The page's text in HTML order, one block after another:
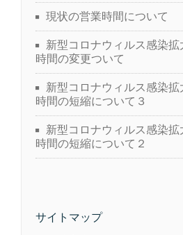
現状の営業時間について
新型コロナウィルス感染
時間の変更ついて
新型コロナウィルス感染
時間の短縮について３
新型コロナウィルス感染
時間の短縮について２
サイトマップ